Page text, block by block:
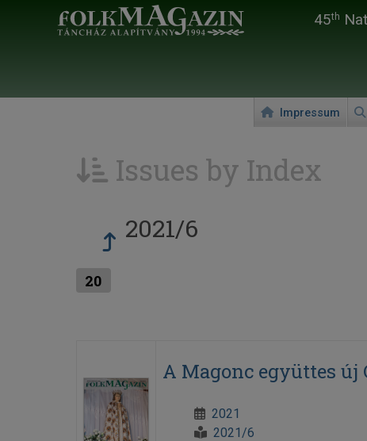
45th
Impressum
Issues by Index
2021/6
20
A Magonc együttes új
2021
2021/6